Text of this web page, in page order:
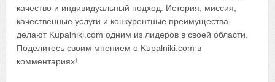
качество и индивидуальный подход. История, миссия,
качественные услуги и конкурентные преимущества
делают Kupalniki.com одним из лидеров в своей области.
Поделитесь своим мнением о Kupalniki.com в
комментариях!